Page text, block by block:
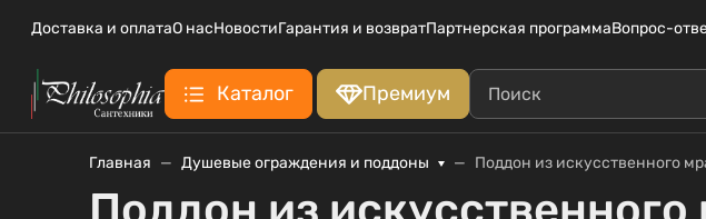
Доставка и оплатаО насНовостиГарантия и возвратПартнерская программаВопрос-
Каталог Премиум
Главная Душевые ограждения и поддоны Поддон из искусственного